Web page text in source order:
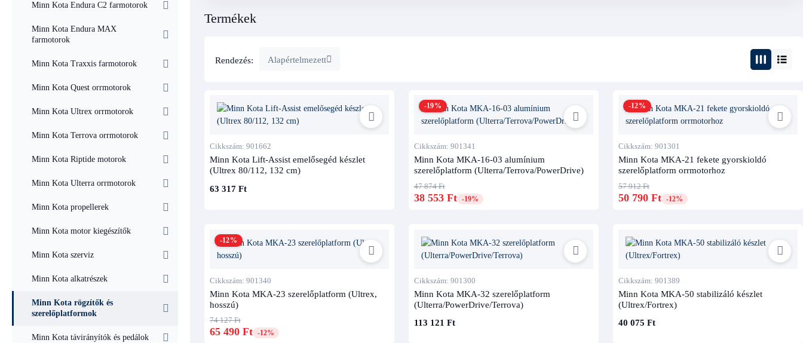
Minn Kota Endura C2 farmotorok
Minn Kota Endura MAX
farmotorok
Minn Kota Traxxis farmotorok
Minn Kota Quest orrmotorok
Minn Kota Ultrex orrmotorok
Minn Kota Terrova orrmotorok
Minn Kota Riptide motorok
Minn Kota Ulterra orrmotorok
Minn Kota propellerek
Minn Kota motor kiegészítők
Minn Kota szerviz
Minn Kota alkatrészek
Minn Kota rögzítők és
szerelőplatformok
Minn Kota távirányítók és pedálok
Termékek
Rendezés: Alapértelmezett
Cikkszám: 901662
Minn Kota Lift-Assist emelősegéd készlet
(Ultrex 80/112, 132 cm)
63 317 Ft
-19%
Cikkszám: 901341
Minn Kota MKA-16-03 alumínium
szerelőplatform (Ulterra/Terrova/PowerDrive)
47 874 Ft
38 553 Ft -19%
-12%
Cikkszám: 901301
Minn Kota MKA-21 fekete gyorskioldó
szerelőplatform orrmotorhoz
57 912 Ft
50 790 Ft -12%
-12%
Cikkszám: 901340
Minn Kota MKA-23 szerelőplatform (Ultrex,
hosszú)
74 127 Ft
65 490 Ft -12%
Cikkszám: 901300
Minn Kota MKA-32 szerelőplatform
(Ulterra/PowerDrive/Terrova)
113 121 Ft
Cikkszám: 901389
Minn Kota MKA-50 stabilizáló készlet
(Ultrex/Fortrex)
40 075 Ft